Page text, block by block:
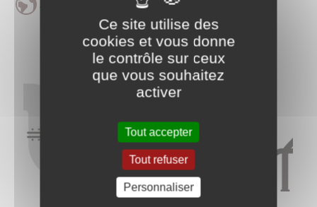
Assainissement - Eaux Usées
Ce site utilise des
cookies et vous donne
le contrôle sur ceux
que vous souhaitez
activer
Tout accepter
Tout refuser
Personnaliser